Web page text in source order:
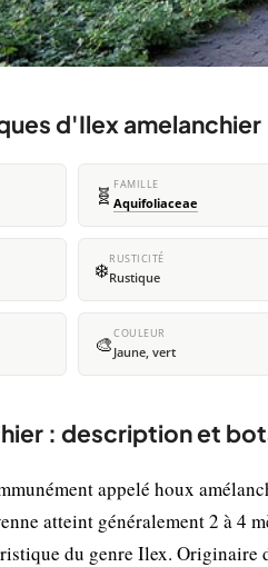
d'Ilex amelanchier
🧬 FAMILLE
Aquifoliaceae
❄️RUSTICITÉ
Rustique
🎨COULEUR
Jaune, vert
: description et
appelé houx
atteint généralement 2 à 4
du genre Ilex. Originaire